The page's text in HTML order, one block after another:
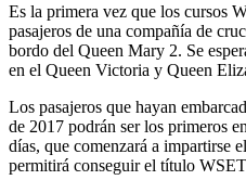
Es la primera vez que los cursos
pasajeros de una compañía de
bordo del Queen Mary 2. Se
en el Queen Victoria y Queen
Los pasajeros que hayan
de 2017 podrán ser los primeros
días, que comenzará a impartirse
permitirá conseguir el título